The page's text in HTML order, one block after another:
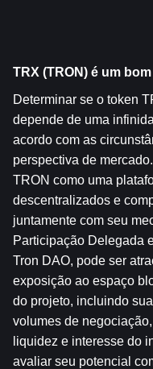
TRX (TRON) é um
Determinar se o token
depende de uma
acordo com as
perspectiva de
TRON como uma
descentralizados e
juntamente com seu
Participação Delegada
Tron DAO, pode ser
exposição ao espaço
do projeto, incluindo
volumes de
liquidez e interesse do
avaliar seu potencial